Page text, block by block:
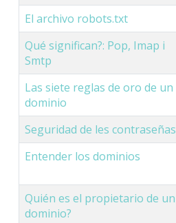
El archivo robots.txt
Qué significan?: Pop, Imap i
Smtp
Las siete reglas de oro de un
dominio
Seguridad de les contraseñas
Entender los dominios
Quién es el propietario de un
dominio?